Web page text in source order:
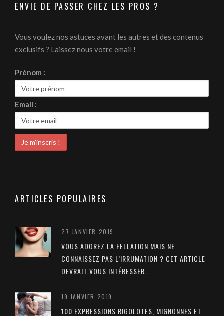
ENVIE DE PASSER CHEZ LES PROS ?
Vous voulez nos astuces avant les autres et des contenus
exclusifs ? Laissez nous votre email !
Prénom :
Email :
ARTICLES POPULAIRES
27 JANVIER 2019
VOUS ADOREZ LA FELLATION MAIS NE
CONNAISSEZ PAS L’IRRUMATION ? CET ARTICLE
DEVRAIT VOUS INTÉRESSER…
19 JANVIER 2019
100 EXPRESSIONS RIGOLOTES, MIGNONNES ET